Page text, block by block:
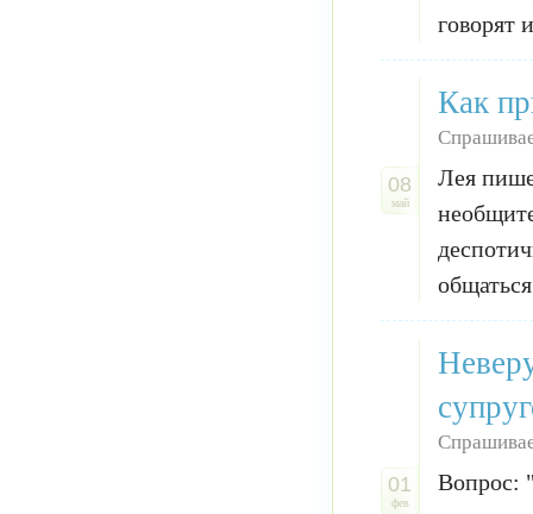
говорят
08
май
Как
Лея
01
фев
Вопрос: